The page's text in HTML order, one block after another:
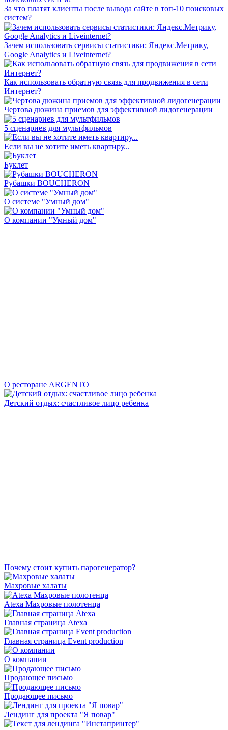
За что платят клиенты после вывода сайте в топ-10 поисковых
систем?
Зачем использовать сервисы статистики: Яндекс.Метрику,
Google Analytics и Liveinternet?
Как использовать обратную связь для продвижения в сети
Интернет?
Чертова дюжина приемов для эффективной лидогенерации
5 сценариев для мультфильмов
Если вы не хотите иметь квартиру...
Буклет
Рубашки BOUCHERON
О системе "Умный дом"
О компании "Умный дом"
О ресторане ARGENTO
Детский отдых: счастливое лицо ребенка
Почему стоит купить парогенератор?
Махровые халаты
Atexa Махровые полотенца
Главная страница Atexa
Главная страница Event production
О компании
Продающее письмо
Продающее письмо
Лендинг для проекта "Я повар"